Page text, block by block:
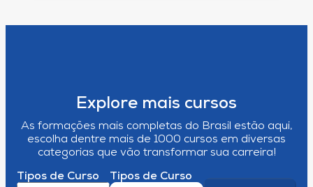
Explore mais cursos
As formações mais completas do Brasil estão aqui,
escolha dentre mais de 1000 cursos em diversas
categorias que vão transformar sua carreira!
Tipos de Curso Tipos de Curso